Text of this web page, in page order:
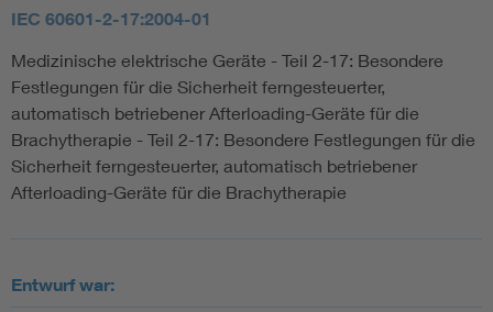
IEC 60601-2-17:2004-01
Medizinische elektrische Geräte - Teil 2-17: Besondere
Festlegungen für die Sicherheit ferngesteuerter,
automatisch betriebener Afterloading-Geräte für die
Brachytherapie - Teil 2-17: Besondere Festlegungen für die
Sicherheit ferngesteuerter, automatisch betriebener
Afterloading-Geräte für die Brachytherapie
Entwurf war: